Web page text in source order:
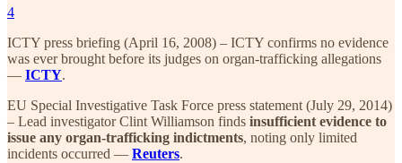
4
ICTY press briefing (April 16, 2008) – ICTY confirms no evidence
was ever brought before its judges on organ-trafficking allegations​
— ICTY.
EU Special Investigative Task Force press statement (July 29, 2014)
– Lead investigator Clint Williamson finds insufficient evidence to
issue any organ-trafficking indictments, noting only limited
incidents occurred​ — Reuters.